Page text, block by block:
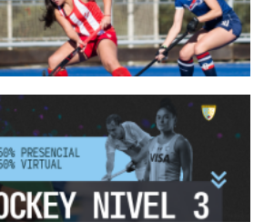
DE LA SUPERLIGA DE HOCKE...
mejores clubes del país se enfrentan durante 5 días en